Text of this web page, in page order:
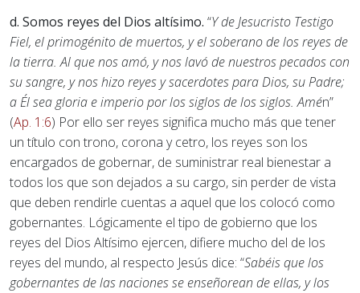
d. Somos reyes del Dios altísimo. “Y de Jesucristo Testigo
Fiel, el primogénito de muertos, y el soberano de los reyes de
la tierra. Al que nos amó, y nos lavó de nuestros pecados con
su sangre, y nos hizo reyes y sacerdotes para Dios, su Padre;
a Él sea gloria e imperio por los siglos de los siglos. Amén”
(Ap. 1:6) Por ello ser reyes significa mucho más que tener
un título con trono, corona y cetro, los reyes son los
encargados de gobernar, de suministrar real bienestar a
todos los que son dejados a su cargo, sin perder de vista
que deben rendirle cuentas a aquel que los colocó como
gobernantes. Lógicamente el tipo de gobierno que los
reyes del Dios Altísimo ejercen, difiere mucho del de los
reyes del mundo, al respecto Jesús dice: “Sabéis que los
gobernantes de las naciones se enseñorean de ellas, y los